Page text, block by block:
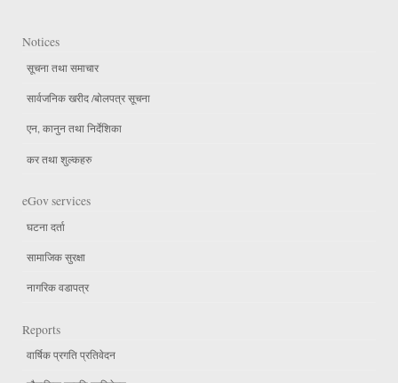
Notices
सूचना तथा समाचार
सार्वजनिक खरीद /बोलपत्र सूचना
एन, कानुन तथा निर्देशिका
कर तथा शुल्कहरु
eGov services
घटना दर्ता
सामाजिक सुरक्षा
नागरिक वडापत्र
Reports
वार्षिक प्रगति प्रतिवेदन